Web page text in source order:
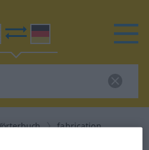
fabrication